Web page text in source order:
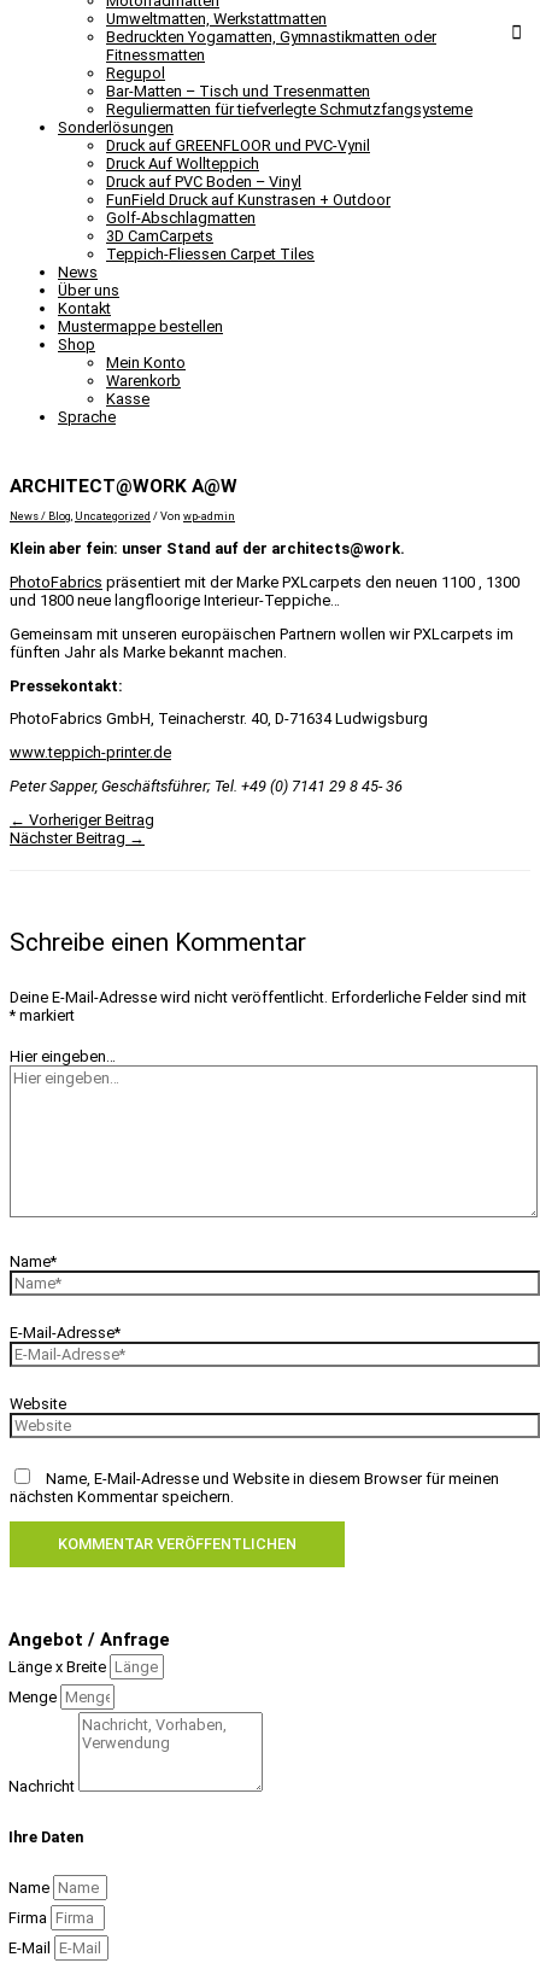
Umweltmatten, Werkstattmatten
Bedruckten Yogamatten, Gymnastikmatten oder
Fitnessmatten
Regupol
Bar-Matten – Tisch und Tresenmatten
Reguliermatten für tiefverlegte Schmutzfangsysteme
Sonderlösungen
Druck auf GREENFLOOR und PVC-Vynil
Druck Auf Wollteppich
Druck auf PVC Boden – Vinyl
FunField Druck auf Kunstrasen + Outdoor
Golf-Abschlagmatten
3D CamCarpets
Teppich-Fliessen Carpet Tiles
News
Über uns
Kontakt
Mustermappe bestellen
Shop
Mein Konto
Warenkorb
Kasse
Sprache
ARCHITECT@WORK A@W
News / Blog Uncategorized / Von wp-admin
Klein aber fein: unser Stand auf der architects@work.
PhotoFabrics präsentiert mit der Marke PXLcarpets den neuen 1100 , 1300
und 1800 neue langfloorige Interieur-Teppiche…
Gemeinsam mit unseren europäischen Partnern wollen wir PXLcarpets im
fünften Jahr als Marke bekannt machen.
Pressekontakt:
PhotoFabrics GmbH, Teinacherstr. 40, D-71634 Ludwigsburg
www.teppich-printer.de
Peter Sapper, Geschäftsführer; Tel. +49 (0) 7141 29 8 45- 36
← Vorheriger Beitrag
Nächster Beitrag →
Schreibe einen Kommentar
Deine E-Mail-Adresse wird nicht veröffentlicht. Erforderliche Felder sind mit
* markiert
Hier eingeben…
Name*
E-Mail-Adresse*
Website
Name, E-Mail-Adresse und Website in diesem Browser für meinen
nächsten Kommentar speichern.
Angebot / Anfrage
Länge x Breite
Menge
Nachricht
Ihre Daten
Name
Firma
E-Mail